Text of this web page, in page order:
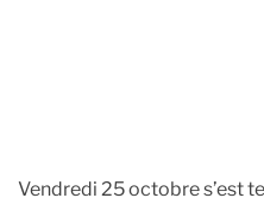
Vendredi 25 octobre s’est